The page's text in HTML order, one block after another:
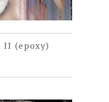
II (epoxy)